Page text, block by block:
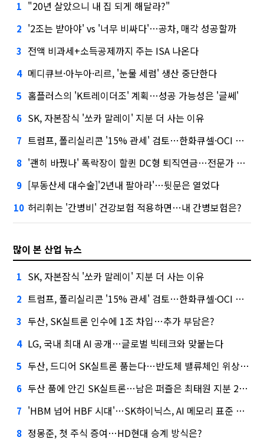
1 "20년 살았으니 내 집 되게 해달라?"
2 '2조는 받아야' vs '너무 비싸다'…공차, 매각 성공할까
3 전액 비과세+소득공제까지 주는 ISA 나온다
4 메디큐브·아누아·리르, '눈물 세럼' 생산 중단한다
5 홈플러스의 'K트레이더조' 계획…성공 가능성은 '글쎄'
6 SK, 자본잠식 '쏘카 말레이' 지분 더 사는 이유
7 트럼프, 폴리실리콘 '15% 관세' 검토…한화큐셀·OCI 영향은?
8 '괜히 바꿨나' 폭락장이 할퀸 DC형 퇴직연금…전문가 조언은
9 [부동산세 대수술]'2년내 팔아라'…뒷문은 열었다
10 허리휘는 '간병비' 건강보험 적용하면…내 간병보험은?
많이 본 산업 뉴스
1 SK, 자본잠식 '쏘카 말레이' 지분 더 사는 이유
2 트럼프, 폴리실리콘 '15% 관세' 검토…한화큐셀·OCI 영향은?
3 두산, SK실트론 인수에 1조 차입…추가 부담은?
4 LG, 국내 최대 AI 공개…글로벌 빅테크와 맞붙는다
5 두산, 드디어 SK실트론 품는다…반도체 밸류체인 위상 강화
6 두산 품에 안긴 SK실트론…남은 퍼즐은 최태원 지분 29.4%
7 'HBM 넘어 HBF 시대'…SK하이닉스, AI 메모리 표준 선점 나섰다
8 정몽준, 첫 주식 증여…HD현대 승계 방식은?